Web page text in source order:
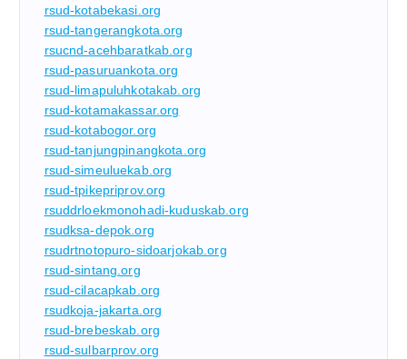
rsud-kotabekasi.org
rsud-tangerangkota.org
rsucnd-acehbaratkab.org
rsud-pasuruankota.org
rsud-limapuluhkotakab.org
rsud-kotamakassar.org
rsud-kotabogor.org
rsud-tanjungpinangkota.org
rsud-simeuluekab.org
rsud-tpikepriprov.org
rsuddrloekmonohadi-kuduskab.org
rsudksa-depok.org
rsudrtnotopuro-sidoarjokab.org
rsud-sintang.org
rsud-cilacapkab.org
rsudkoja-jakarta.org
rsud-brebeskab.org
rsud-sulbarprov.org